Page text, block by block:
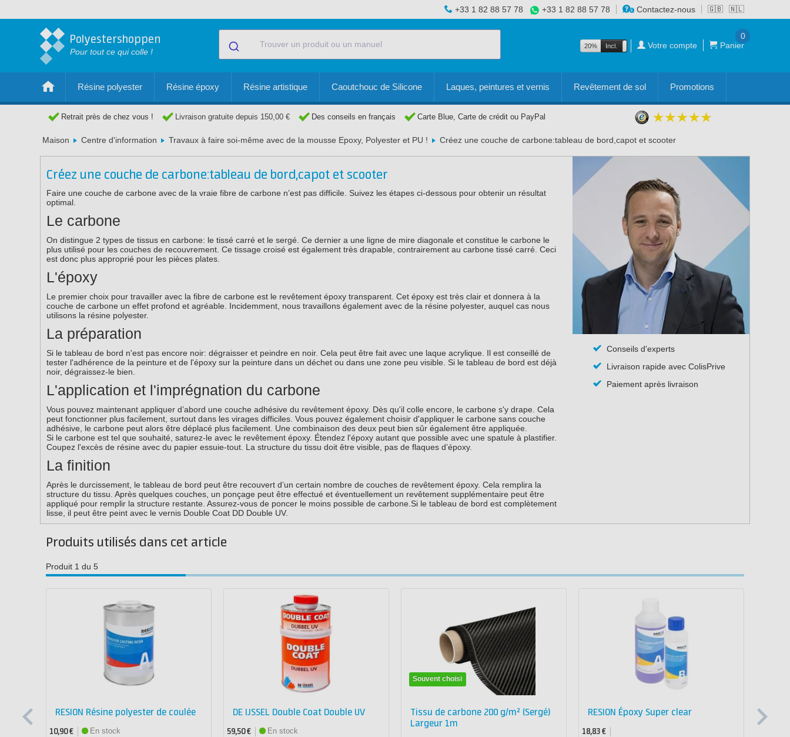
🇬🇧 🇳🇱
+33 1 82 88 57 78 +33 1 82 88 57 78 Contactez-nous
Polyestershoppen
Pour tout ce qui colle !
20% Incl. Excl. Votre compte Panier
0
Résine polyester Résine époxy Résine artistique Caoutchouc de Silicone Laques, peintures et vernis Revêtement de sol Promotions
Retrait près de chez vous ! Livraison gratuite depuis 150,00 € Des conseils en français Carte Blue, Carte de crédit ou PayPal
Maison Centre d'information Travaux à faire soi-même avec de la mousse Epoxy, Polyester et PU ! Créez une couche de carbone:tableau de bord,capot et scooter
Créez une couche de carbone:tableau de bord,capot et scooter
Faire une couche de carbone avec de la vraie fibre de carbone n’est pas difficile. Suivez les étapes ci-dessous pour obtenir un résultat
optimal.
Le carbone
On distingue 2 types de tissus en carbone: le tissé carré et le sergé. Ce dernier a une ligne de mire diagonale et constitue le carbone le
plus utilisé pour les couches de recouvrement. Ce tissage croisé est également très drapable, contrairement au carbone tissé carré. Ceci
est donc plus approprié pour les pièces plates.
L'époxy
Le premier choix pour travailler avec la fibre de carbone est le revêtement époxy transparent. Cet époxy est très clair et donnera à la
couche de carbone un effet profond et agréable. Incidemment, nous travaillons également avec de la résine polyester, auquel cas nous
utilisons la résine polyester.
La préparation
Si le tableau de bord n'est pas encore noir: dégraisser et peindre en noir. Cela peut être fait avec une laque acrylique. Il est conseillé de
tester l'adhérence de la peinture et de l'époxy sur la peinture dans un déchet ou dans une zone peu visible. Si le tableau de bord est déjà
noir, dégraissez-le bien.
L'application et l'imprégnation du carbone
Vous pouvez maintenant appliquer d’abord une couche adhésive du revêtement époxy. Dès qu'il colle encore, le carbone s'y drape. Cela
peut fonctionner plus facilement, surtout dans les virages difficiles. Vous pouvez également choisir d'appliquer le carbone sans couche
adhésive, le carbone peut alors être déplacé plus facilement. Une combinaison des deux peut bien sûr également être appliquée.
Si le carbone est tel que souhaité, saturez-le avec le revêtement époxy. Étendez l'époxy autant que possible avec une spatule à plastifier.
Coupez l'excès de résine avec du papier essuie-tout. La structure du tissu doit être visible, pas de flaques d’époxy.
La finition
Après le durcissement, le tableau de bord peut être recouvert d’un certain nombre de couches de revêtement époxy. Cela remplira la
structure du tissu. Après quelques couches, un ponçage peut être effectué et éventuellement un revêtement supplémentaire peut être
appliqué pour remplir la structure restante. Assurez-vous de poncer le moins possible de carbone.Si le tableau de bord est complètement
lisse, il peut être peint avec le vernis Double Coat DD Double UV.
Conseils d'experts
Livraison rapide avec ColisPrive
Paiement après livraison
Produits utilisés dans cet article
Produit 1 du 5
RESION Résine polyester de coulée
10,90 €
En stock
DE IJSSEL Double Coat Double UV
59,50 €
En stock
Souvent choisi
Tissu de carbone 200 g/m² (Sergé)
Largeur 1m
RESION Époxy Super clear
18,83 €